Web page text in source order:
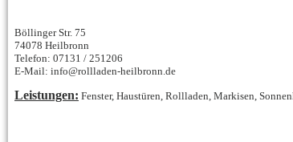
Böllinger Str. 75
74078 Heilbronn
Telefon: 07131 / 251206
E-Mail: info@rollladen-heilbronn.de
Leistungen: Fenster, Haustüren, Rollladen, Markisen,